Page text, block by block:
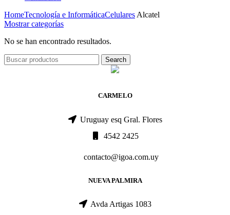
HomeTecnología e InformáticaCelulares Alcatel
Mostrar categorías
No se han encontrado resultados.
Search
CARMELO
Uruguay esq Gral. Flores
4542 2425
contacto@igoa.com.uy
NUEVA PALMIRA
Avda Artigas 1083